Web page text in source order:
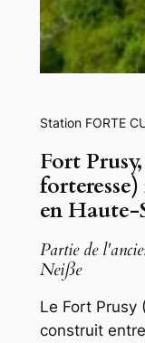
Station FORTE
Fort
en Haute-
Partie de
Neiße
Le Fort Prusy
construit